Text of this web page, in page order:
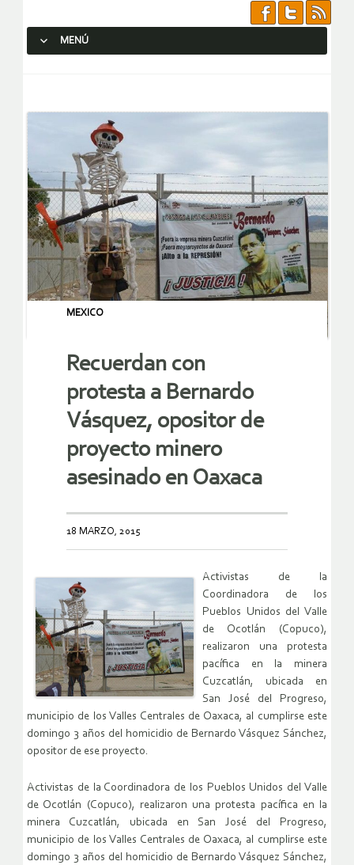
MENÚ
MEXICO
Recuerdan con
protesta a Bernardo
Vásquez, opositor de
proyecto minero
asesinado en Oaxaca
18 MARZO, 2015
Activistas de la
Coordinadora de los
Pueblos Unidos del Valle
de Ocotlán (Copuco),
realizaron una protesta
pacífica en la minera
Cuzcatlán, ubicada en
San José del Progreso,
municipio de los Valles Centrales de Oaxaca, al cumplirse este
domingo 3 años del homicidio de Bernardo Vásquez Sánchez,
opositor de ese proyecto.
Activistas de la Coordinadora de los Pueblos Unidos del Valle
de Ocotlán (Copuco), realizaron una protesta pacífica en la
minera Cuzcatlán, ubicada en San José del Progreso,
municipio de los Valles Centrales de Oaxaca, al cumplirse este
domingo 3 años del homicidio de Bernardo Vásquez Sánchez,